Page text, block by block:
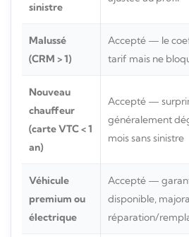
sinistre
Malussé
(CRM > 1)
Accepté — le
tarif mais ne
Nouveau
chauffeur
(carte VTC < 1
an)
Accepté —
généralement
mois sans sinistre
Véhicule
premium ou
électrique
Accepté —
disponible,
réparation/